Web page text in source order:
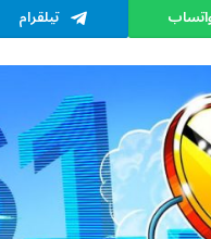
تيلقرام